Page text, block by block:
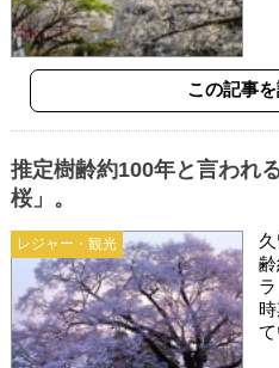
この記事
レジャー・観光
推定樹齢約100年と言われ
桜」。
て